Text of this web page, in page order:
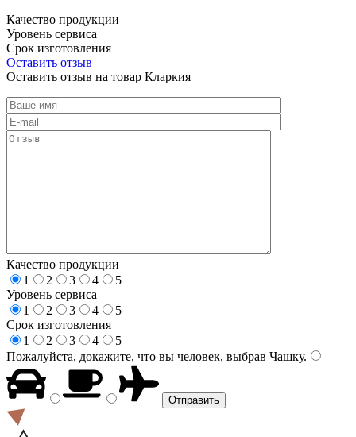
Качество продукции
Уровень сервиса
Срок изготовления
Оставить отзыв
Оставить отзыв на товар Кларкия
Качество продукции
1
2 3 4
5
Уровень сервиса
1
2 3 4
5
Срок изготовления
1
2 3 4
5
Пожалуйста, докажите, что вы человек, выбрав Чашку.